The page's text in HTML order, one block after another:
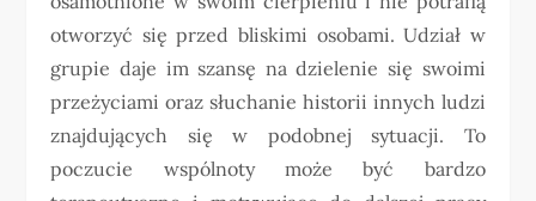
otworzyć się przed bliskimi osobami. Udział w
grupie daje im szansę na dzielenie się swoimi
przeżyciami oraz słuchanie historii innych ludzi
znajdujących się w podobnej sytuacji. To
poczucie wspólnoty może być bardzo